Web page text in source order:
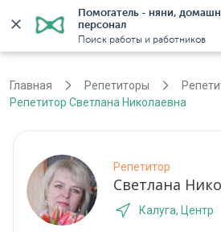
Помогатель - няни,
персонал
Поиск работы и работников
Главная Репетиторы
Репетитор Светлана Николаевна
Репетитор
Светлана
Калуга, Центр